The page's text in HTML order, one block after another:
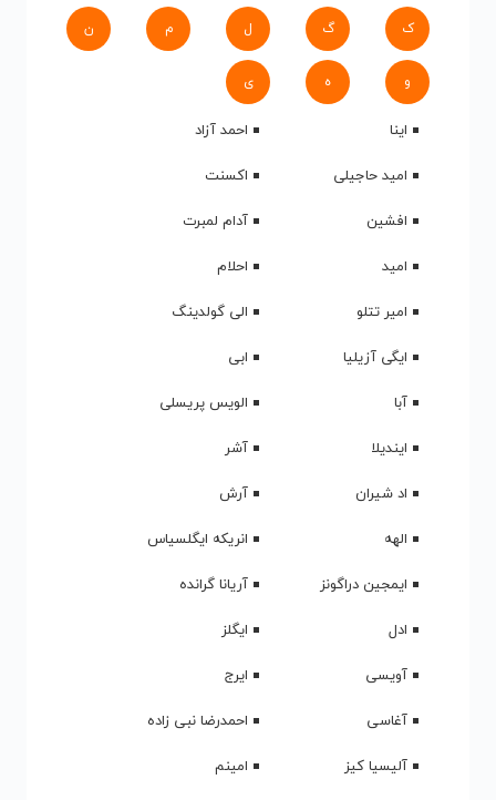
ک گ ل م ن
و ه ی
اینا
احمد آزاد
امید حاجیلی
اکسنت
افشین
آدام لمبرت
امید
احلام
امیر تتلو
الی گولدینگ
ایگی آزیلیا
ابی
آبا
الویس پریسلی
ایندیلا
آشر
اد شیران
آرش
الهه
انریکه ایگلسیاس
ایمجین دراگونز
آریانا گرانده
ادل
ایگلز
آویسی
ایرج
آغاسی
احمدرضا نبی زاده
آلیسیا کیز
امینم